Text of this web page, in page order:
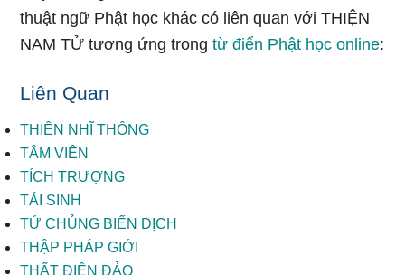
thuật ngữ Phật học khác có liên quan với THIỆN
NAM TỬ tương ứng trongtừ điển Phật học online:
Liên Quan
THIÊN NHĨ THÔNG
TÂM VIÊN
TÍCH TRƯỢNG
TÁI SINH
TỨ CHỦNG BIẾN DỊCH
THẬP PHÁP GIỚI
THẤT ĐIÊN ĐẢO